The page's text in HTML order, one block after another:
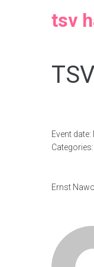
tsv
Event
Categories:
Ernst